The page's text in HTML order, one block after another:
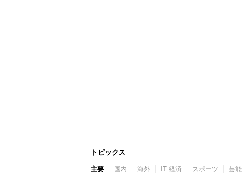
トピックス
主要 国内 海外 IT 経済 スポーツ 芸能